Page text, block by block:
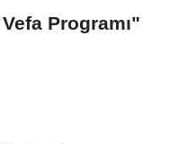
Programı"